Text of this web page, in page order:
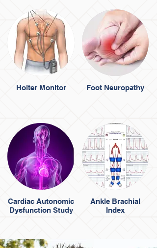
Holter Monitor Foot Neuropathy
Cardiac Autonomic
Dysfunction Study
Ankle Brachial
Index